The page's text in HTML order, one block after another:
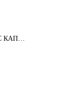
БУРКАНЧЕ 40 МЛ С КАПАЧКА